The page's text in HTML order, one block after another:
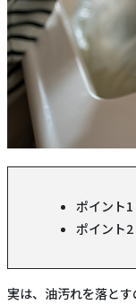
ポイント1
ポイント2
実は、油汚れを落とす